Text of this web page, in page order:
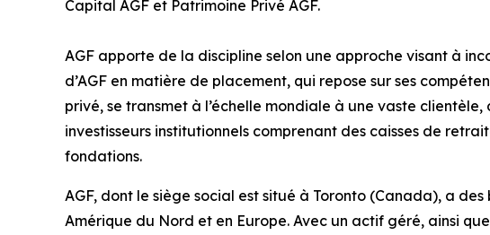
Capital AGF et Patrimoine Privé AGF.
AGF apporte de la discipline selon une approche visant à
d’AGF en matière de placement, qui repose sur ses
privé, se transmet à l’échelle mondiale à une vaste
investisseurs institutionnels comprenant des caisses de
fondations.
AGF, dont le siège social est situé à Toronto (Canada), a
Amérique du Nord et en Europe. Avec un actif géré, ainsi